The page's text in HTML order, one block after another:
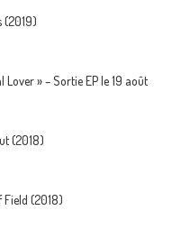
(2019)
Lover » – Sortie EP le 19 août
(2018)
Field (2018)